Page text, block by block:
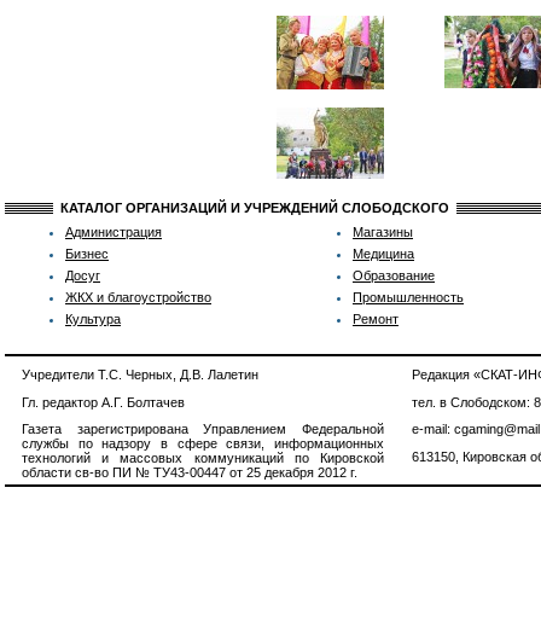
КАТАЛОГ ОРГАНИЗАЦИЙ И УЧРЕЖДЕНИЙ СЛОБОДСКОГО
Администрация
Бизнес
Досуг
ЖКХ и благоустройство
Культура
Магазины
Медицина
Образование
Промышленность
Ремонт
Учредители Т.С. Черных, Д.В. Лалетин
Гл. редактор А.Г. Болтачев
Газета зарегистрирована Управлением Федеральной
службы по надзору в сфере связи, информационных
технологий и массовых коммуникаций по Кировской
области св-во ПИ № ТУ43-00447 от 25 декабря 2012 г.
Редакция «СКАТ-
тел. в Слободском:
e-mail:
613150, Кировская